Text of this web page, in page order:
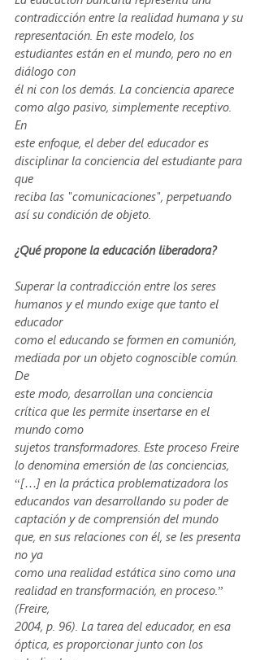
contradicción entre la realidad humana y su
representación. En este modelo, los
estudiantes están en el mundo, pero no en
diálogo con
él ni con los demás. La conciencia aparece
como algo pasivo, simplemente receptivo.
En
este enfoque, el deber del educador es
disciplinar la conciencia del estudiante para
que
reciba las "comunicaciones", perpetuando
así su condición de objeto.
¿Qué propone la educación liberadora?
Superar la contradicción entre los seres
humanos y el mundo exige que tanto el
educador
como el educando se formen en comunión,
mediada por un objeto cognoscible común.
De
este modo, desarrollan una conciencia
crítica que les permite insertarse en el
mundo como
sujetos transformadores. Este proceso Freire
lo denomina emersión de las conciencias,
“[…] en la práctica problematizadora los
educandos van desarrollando su poder de
captación y de comprensión del mundo
que, en sus relaciones con él, se les presenta
no ya
como una realidad estática sino como una
realidad en transformación, en proceso.”
(Freire,
2004, p. 96). La tarea del educador, en esa
óptica, es proporcionar junto con los